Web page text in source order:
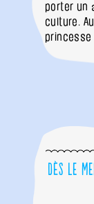
porter un
culture.
princesse
Dès le